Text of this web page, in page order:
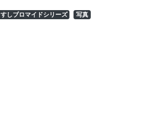
すしブロマイドシリーズ 写真